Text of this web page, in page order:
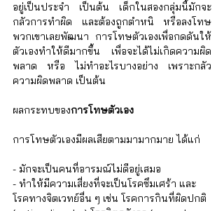
อยู่เป็นประจำ เป็นต้น เด็กในสองกลุ่มนี้มักจะ
กลัวการทำผิด และต้องถูกตำหนิ หรือลงโทษ
พวกเขาเลยพัฒนา การโทษตัวเองเพื่อกดดันให้
ตัวเองทำให้ดีมากขึ้น เพื่อจะได้ไม่เกิดความผิด
พลาด หรือ ไม่ทำอะไรบางอย่าง เพราะกลัว
ความผิดพลาด เป็นต้น
ผลกระทบของการโทษตัวเอง
การโทษตัวเองมีผลเสียตามมามากมาย ได้แก่
- มักจะเป็นคนที่อารมณ์ไม่ดีอยู่เสมอ
- ทำให้มีความเสี่ยงที่จะเป็นโรคซึมเศร้า และ
โรคทางจิตเวทย์อื่น ๆ เช่น โรคการกินที่ผิดปกติ